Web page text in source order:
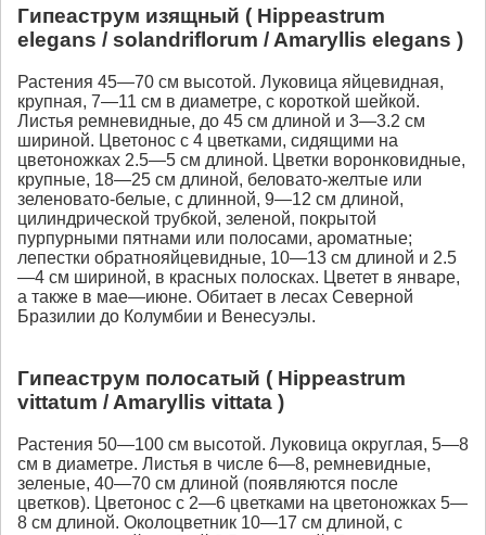
Гипеаструм изящный ( Hippeastrum
elegans / solandriflorum / Amaryllis elegans )
Растения 45—70 см высотой. Луковица яйцевидная,
крупная, 7—11 см в диаметре, с короткой шейкой.
Листья ремневидные, до 45 см длиной и 3—3.2 см
шириной. Цветонос с 4 цветками, сидящими на
цветоножках 2.5—5 см длиной. Цветки воронковидные,
крупные, 18—25 см длиной, беловато-желтые или
зеленовато-белые, с длинной, 9—12 см длиной,
цилиндрической трубкой, зеленой, покрытой
пурпурными пятнами или полосами, ароматные;
лепестки обратнояйцевидные, 10—13 см длиной и 2.5
—4 см шириной, в красных полосках. Цветет в январе,
а также в мае—июне. Обитает в лесах Северной
Бразилии до Колумбии и Венесуэлы.
Гипеаструм полосатый ( Hippeastrum
vittatum / Amaryllis vittata )
Растения 50—100 см высотой. Луковица округлая, 5—8
см в диаметре. Листья в числе 6—8, ремневидные,
зеленые, 40—70 см длиной (появляются после
цветков). Цветонос с 2—6 цветками на цветоножках 5—
8 см длиной. Околоцветник 10—17 см длиной, с